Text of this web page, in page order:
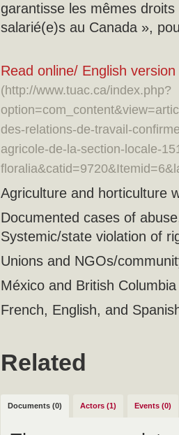
garantisse les mêmes droits
salarié(e)s au Canada »,
Read online/ English
(http://www.tuac.ca/index.php?
des-relations-de-travail-
agricole-de-la-section-locale-
Agriculture and horticulture
Documented cases of
Systemic/state violation of
Unions and NGOs/
México and British Columbia
French, English, and
Related
Documents (0) Actors (1) Events (0)